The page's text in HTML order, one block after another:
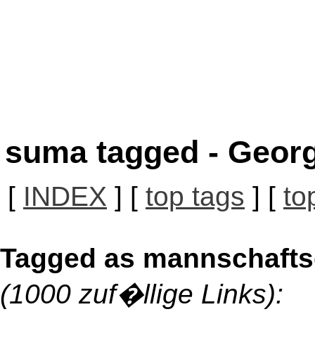
suma tagged -
[ INDEX ] [ top tags ] [
Tagged as
(1000 zuf�llige Links):